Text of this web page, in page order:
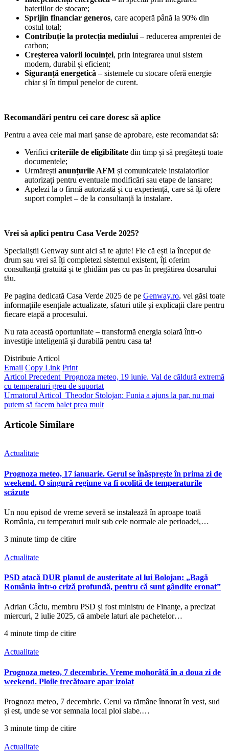
bateriilor de stocare;
Sprijin financiar generos, care acoperă până la 90% din
costul total;
Contribuție la protecția mediului – reducerea amprentei de
carbon;
Creșterea valorii locuinței, prin integrarea unui sistem
modern, durabil și eficient;
Siguranță energetică – sistemele cu stocare oferă energie
chiar și în timpul penelor de curent.
Recomandări pentru cei care doresc să aplice
Pentru a avea cele mai mari șanse de aprobare, este recomandat să:
Verifici criteriile de eligibilitate din timp și să pregătești toate
documentele;
Urmărești anunțurile AFM și comunicatele instalatorilor
autorizați pentru eventuale modificări sau etape de lansare;
Apelezi la o firmă autorizată și cu experiență, care să îți ofere
suport complet – de la consultanță la instalare.
Vrei să aplici pentru Casa Verde 2025?
Specialiștii Genway sunt aici să te ajute! Fie că ești la început de
drum sau vrei să îți completezi sistemul existent, îți oferim
consultanță gratuită și te ghidăm pas cu pas în pregătirea dosarului
tău.
Pe pagina dedicată Casa Verde 2025 de pe Genway.ro, vei găsi toate
informațiile esențiale actualizate, sfaturi utile și explicații clare pentru
fiecare etapă a procesului.
Nu rata această oportunitate – transformă energia solară într-o
investiție inteligentă și durabilă pentru casa ta!
Distribuie Articol
Email Copy Link Print
Articol Precedent Prognoza meteo, 19 iunie. Val de căldură extremă
cu temperaturi greu de suportat
Urmatorul Articol Theodor Stolojan: Funia a ajuns la par, nu mai
putem să facem balet prea mult
Articole Similare
Actualitate
Prognoza meteo, 17 ianuarie. Gerul se înăsprește în prima zi de
weekend. O singură regiune va fi ocolită de temperaturile
scăzute
Un nou episod de vreme severă se instalează în aproape toată
România, cu temperaturi mult sub cele normale ale perioadei,…
3 minute timp de citire
Actualitate
PSD atacă DUR planul de austeritate al lui Bolojan: „Bagă
România într-o criză profundă, pentru că sunt gândite eronat”
Adrian Câciu, membru PSD și fost ministru de Finanţe, a precizat
miercuri, 2 iulie 2025, că ambele laturi ale pachetelor…
4 minute timp de citire
Actualitate
Prognoza meteo, 7 decembrie. Vreme mohorâtă în a doua zi de
weekend. Ploile trecătoare apar izolat
Prognoza meteo, 7 decembrie. Cerul va rămâne înnorat în vest, sud
și est, unde se vor semnala local ploi slabe.…
3 minute timp de citire
Actualitate